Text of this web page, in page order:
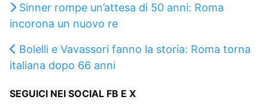
Sinner rompe un’attesa di 50 anni: Roma
incorona un nuovo re
Bolelli e Vavassori fanno la storia: Roma torna
italiana dopo 66 anni
SEGUICI NEI SOCIAL FB E X